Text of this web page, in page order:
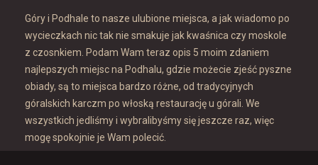
Góry i Podhale to nasze ulubione miejsca, a jak wiadomo po
wycieczkach nic tak nie smakuje jak kwaśnica czy moskole
z czosnkiem. Podam Wam teraz opis 5 moim zdaniem
najlepszych miejsc na Podhalu, gdzie możecie zjeść pyszne
obiady, są to miejsca bardzo różne, od tradycyjnych
góralskich karczm po włoską restaurację u górali. We
wszystkich jedliśmy i wybralibyśmy się jeszcze raz, więc
mogę spokojnie je Wam polecić.